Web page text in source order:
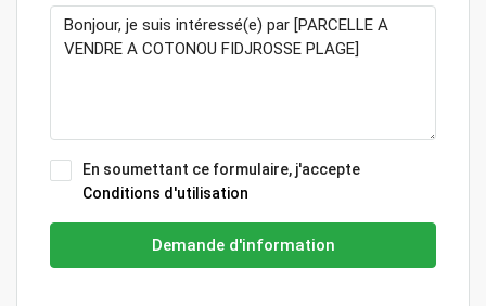
En soumettant ce formulaire, j'accepte
Conditions d'utilisation
Demande d'information